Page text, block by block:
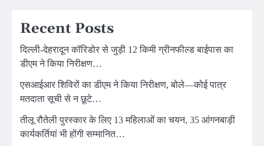
Recent Posts
दिल्ली-देहरादून कॉरिडोर से जुड़ी 12 किमी ग्रीनफील्ड बाईपास का
डीएम ने किया निरीक्षण…
एसआईआर शिविरों का डीएम ने किया निरीक्षण, बोले—कोई पात्र
मतदाता सूची से न छूटे…
तीलू रौतेली पुरस्कार के लिए 13 महिलाओं का चयन, 35 आंगनबाड़ी
कार्यकर्तियां भी होंगी सम्मानित…